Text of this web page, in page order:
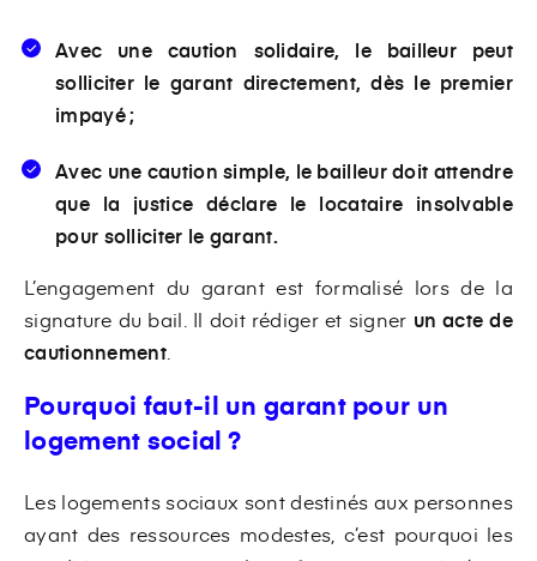
Avec une caution solidaire, le bailleur peut
solliciter le garant directement, dès le premier
impayé ;
Avec une caution simple, le bailleur doit attendre
que la justice déclare le locataire insolvable
pour solliciter le garant.
L’engagement du garant est formalisé lors de la
signature du bail. Il doit rédiger et signer un acte de
cautionnement.
Pourquoi faut-il un garant pour un
logement social ?
Les logements sociaux sont destinés aux personnes
ayant des ressources modestes, c’est pourquoi les